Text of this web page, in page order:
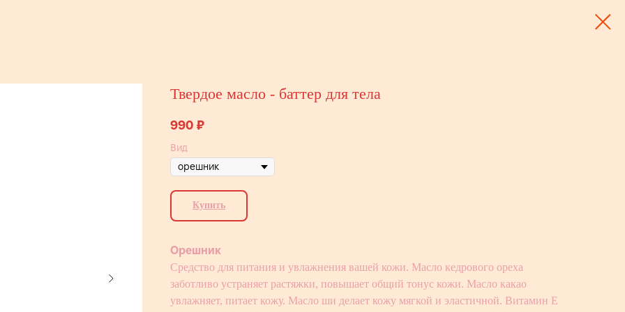
Твердое масло - баттер для тела
990 ₽
Вид
Купить
Орешник
Средство для питания и увлажнения вашей кожи. Масло кедрового ореха
заботливо устраняет растяжки, повышает общий тонус кожи. Масло какао
увлажняет, питает кожу. Масло ши делает кожу мягкой и эластичной. Витамин Е